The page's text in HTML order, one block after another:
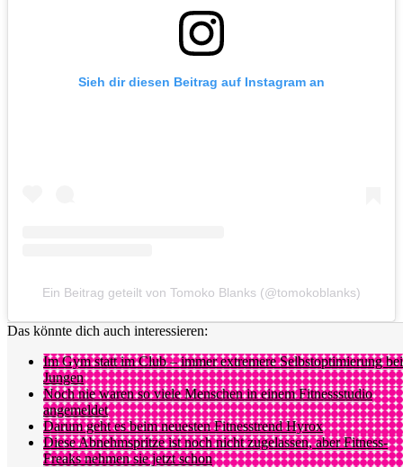
Sieh dir diesen Beitrag auf Instagram an
Ein Beitrag geteilt von Tomoko Blanks (@tomokoblanks)
Das könnte dich auch interessieren:
Im Gym statt im Club – immer extremere Selbstoptimierung bei
Jungen
Noch nie waren so viele Menschen in einem Fitnessstudio
angemeldet
Darum geht es beim neuesten Fitnesstrend Hyrox
Diese Abnehmspritze ist noch nicht zugelassen, aber Fitness-
Freaks nehmen sie jetzt schon